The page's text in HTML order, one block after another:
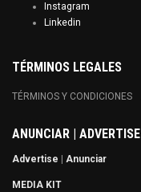
Instagram
Linkedin
TÉRMINOS LEGALES
TÉRMINOS Y CONDICIONES
ANUNCIAR | ADVERTISE
Advertise Anunciar
MEDIA KIT